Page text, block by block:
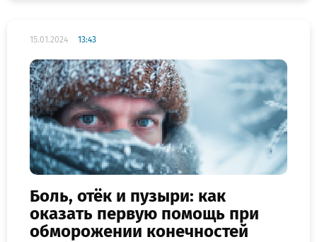
15.01.2024 13:43
Боль, отёк и пузыри: как
оказать первую помощь при
обморожении конечностей